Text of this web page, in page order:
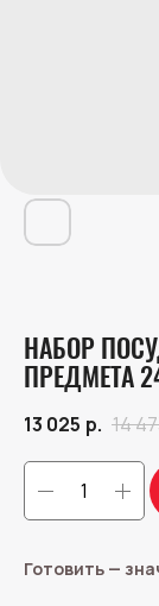
НАБОР
ПРЕДМЕТА
13 025 р. 14
Готовить —